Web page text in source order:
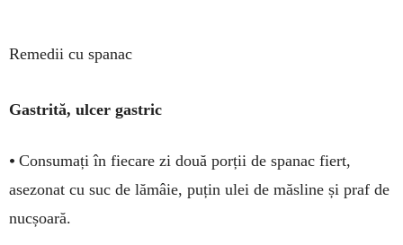
Remedii cu spanac
Gastrită, ulcer gastric
• Consumați în fiecare zi două porții de spanac fiert,
asezonat cu suc de lămâie, puțin ulei de măsline și praf de
nucșoară.